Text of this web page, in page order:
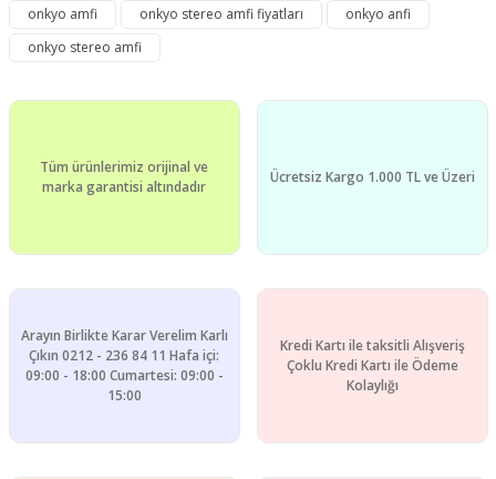
Yorum Yaz
Ürün resmi kalitesiz, bozuk veya görüntülenemiyor.
Ürün bilgilerinde hatalar bulunuyor.
Bu ürüne benzer farklı alternatifler olmalı.
onkyo amfi
onkyo stereo amfi fiyatları
onkyo anfi
onkyo stereo amfi
Tüm ürünlerimiz orijinal ve
marka garantisi altındadır
Ücretsiz Kargo 1.000 TL ve Üzeri
Arayın Birlikte Karar Verelim Karlı
Çıkın 0212 - 236 84 11 Hafa içi:
09:00 - 18:00 Cumartesi: 09:00 -
15:00
Kredi Kartı ile taksitli Alışveriş
Çoklu Kredi Kartı ile Ödeme
Kolaylığı